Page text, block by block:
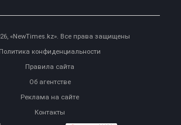
«NewTimes.kz». Все права защищены
Политика конфиденциальности
Правила сайта
Об агентстве
Реклама на сайте
Контакты